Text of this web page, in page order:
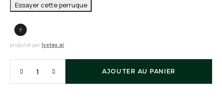
Essayer cette perruque
propulsé par lystes.ai
AJOUTER AU PANIER